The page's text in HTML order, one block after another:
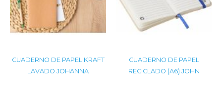
CUADERNO DE PAPEL KRAFT
LAVADO JOHANNA
CUADERNO DE PAPEL
RECICLADO (A6) JOHN